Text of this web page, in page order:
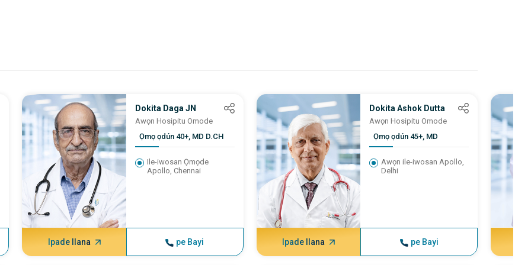
Dokita Daga JN
Awọn Hosipitu Omode
Ọmọ ọdún 40+, MD D.CH
Ile-iwosan Ọmọde
Apollo, Chennai
Ipade Ilana pe Bayi
Dokita Ashok Dutta
Awọn Hosipitu Omode
Ọmọ ọdún 45+, MD
Awọn ile-iwosan Apollo,
Delhi
Ipade Ilana pe Bayi